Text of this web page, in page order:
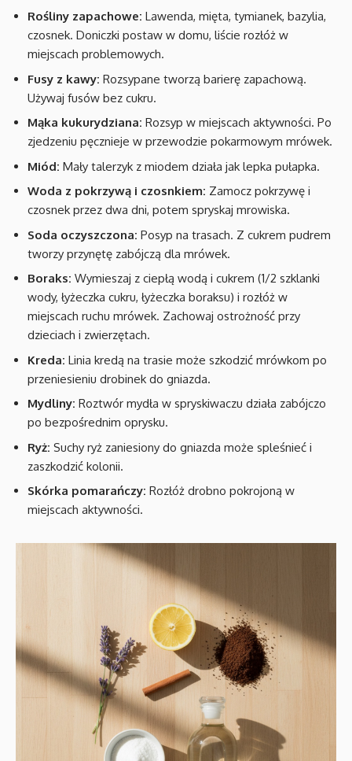
Rośliny zapachowe: Lawenda, mięta, tymianek, bazylia,
czosnek. Doniczki postaw w domu, liście rozłóż w
miejscach problemowych.
Fusy z kawy: Rozsypane tworzą barierę zapachową.
Używaj fusów bez cukru.
Mąka kukurydziana: Rozsyp w miejscach aktywności. Po
zjedzeniu pęcznieje w przewodzie pokarmowym mrówek.
Miód: Mały talerzyk z miodem działa jak lepka pułapka.
Woda z pokrzywą i czosnkiem: Zamocz pokrzywę i
czosnek przez dwa dni, potem spryskaj mrowiska.
Soda oczyszczona: Posyp na trasach. Z cukrem pudrem
tworzy przynętę zabójczą dla mrówek.
Boraks: Wymieszaj z ciepłą wodą i cukrem (1/2 szklanki
wody, łyżeczka cukru, łyżeczka boraksu) i rozłóż w
miejscach ruchu mrówek. Zachowaj ostrożność przy
dzieciach i zwierzętach.
Kreda: Linia kredą na trasie może szkodzić mrówkom po
przeniesieniu drobinek do gniazda.
Mydliny: Roztwór mydła w spryskiwaczu działa zabójczo
po bezpośrednim oprysku.
Ryż: Suchy ryż zaniesiony do gniazda może spleśnieć i
zaszkodzić kolonii.
Skórka pomarańczy: Rozłóż drobno pokrojoną w
miejscach aktywności.